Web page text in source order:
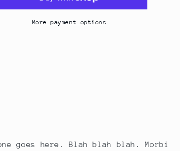
More payment options
goes here. Blah blah blah. Morbi